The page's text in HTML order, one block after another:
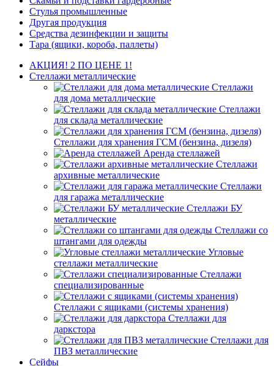
Стулья промышленные
Другая продукция
Средства дезинфекции и защиты
Тара (ящики, короба, паллеты)
АКЦИЯ! 2 ПО ЦЕНЕ 1!
Стеллажи металлические
Стеллажи
для дома металлические
Стеллажи
для склада металлические
Стеллажи для хранения ГСМ (бензина, дизеля)
Аренда стеллажей
Стеллажи
архивные металлические
Стеллажи
для гаража металлические
Стеллажи БУ
металлические
Стеллажи со
штангами для одежды
Угловые
стеллажи металлические
Стеллажи
специализированные
Стеллажи с ящиками (системы хранения)
Стеллажи для
даркстора
Стеллажи для
ПВЗ металлические
Сейфы